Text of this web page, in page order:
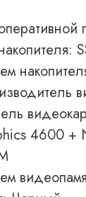
4600 +